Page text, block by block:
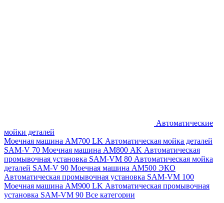
Автоматические
мойки деталей
Моечная машина AM700 LK Автоматическая мойка деталей
SAM-V 70 Моечная машина АМ800 AK Автоматическая
промывочная установка SAM-VM 80 Автоматическая мойка
деталей SAM-V 90 Моечная машина АМ500 ЭКО
Автоматическая промывочная установка SAM-VM 100
Моечная машина AM900 LK Автоматическая промывочная
установка SAM-VM 90 Все категории